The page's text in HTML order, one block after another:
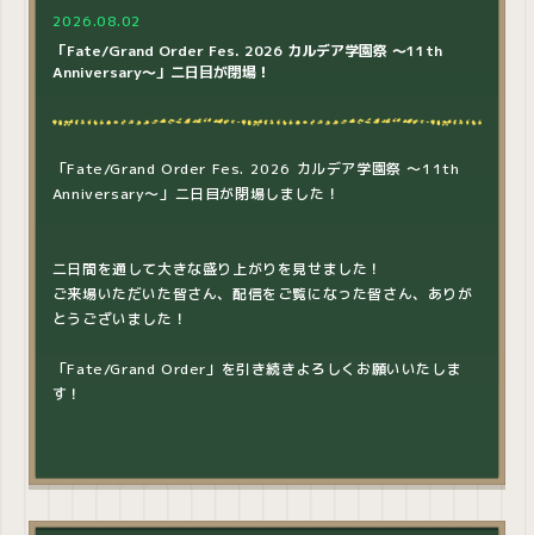
2026.08.02
「Fate/Grand Order Fes. 2026 カルデア学園祭 ～11th
Anniversary～」二日目が閉場！
「Fate/Grand Order Fes. 2026 カルデア学園祭 ～11th
Anniversary～」二日目が閉場しました！
二日間を通して大きな盛り上がりを見せました！
ご来場いただいた皆さん、配信をご覧になった皆さん、ありが
とうございました！
「Fate/Grand Order」を引き続きよろしくお願いいたしま
す！